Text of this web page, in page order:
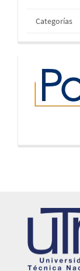
Categorías
inicio